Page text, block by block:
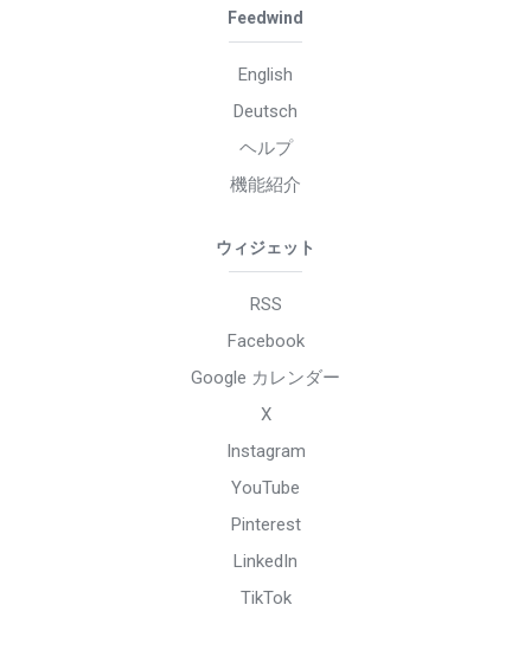
Feedwind
English
Deutsch
ヘルプ
機能紹介
ウィジェット
RSS
Facebook
Google カレンダー
X
Instagram
YouTube
Pinterest
LinkedIn
TikTok